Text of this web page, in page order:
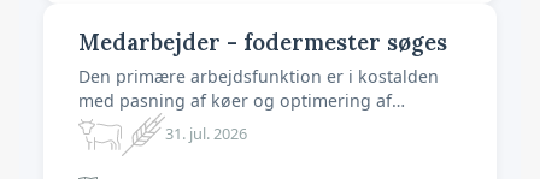
Medarbejder - fodermester søges
Den primære arbejdsfunktion er i kostalden
med pasning af køer og optimering af
malkerobotter, herunder management,
indberette registreringer til det offentlige
system, reproduktionsopfølgning i samarbejde
31. jul. 2026